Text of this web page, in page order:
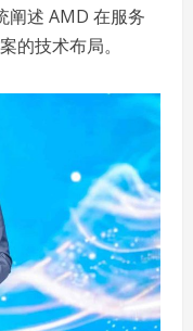
阐述 AMD 在服务
的技术布局。